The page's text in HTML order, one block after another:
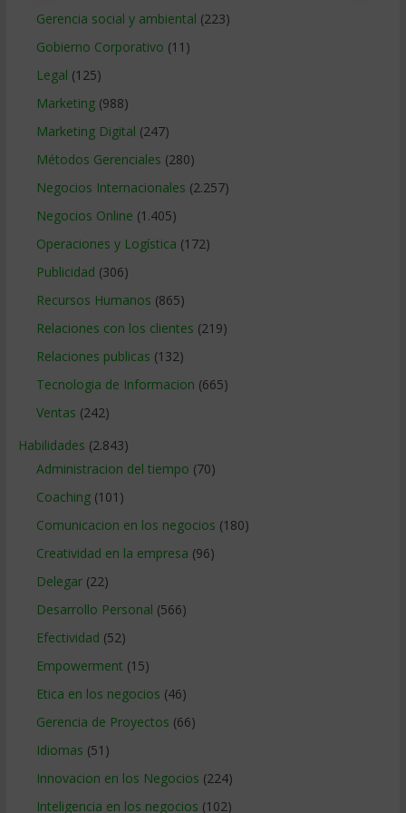
Gerencia social y ambiental (223)
Gobierno Corporativo (11)
Legal (125)
Marketing(988)
Marketing Digital (247)
Métodos Gerenciales (280)
Negocios Internacionales (2.257)
Negocios Online (1.405)
Operaciones y Logística (172)
Publicidad (306)
Recursos Humanos (865)
Relaciones con los clientes (219)
Relaciones publicas (132)
Tecnologia de Informacion (665)
Ventas (242)
Habilidades (2.843)
Administracion del tiempo (70)
Coaching(101)
Comunicacion en los negocios (180)
Creatividad en la empresa (96)
Delegar(22)
Desarrollo Personal (566)
Efectividad (52)
Empowerment (15)
Etica en los negocios (46)
Gerencia de Proyectos (66)
Idiomas (51)
Innovacion en los Negocios (224)
Inteligencia en los negocios (102)